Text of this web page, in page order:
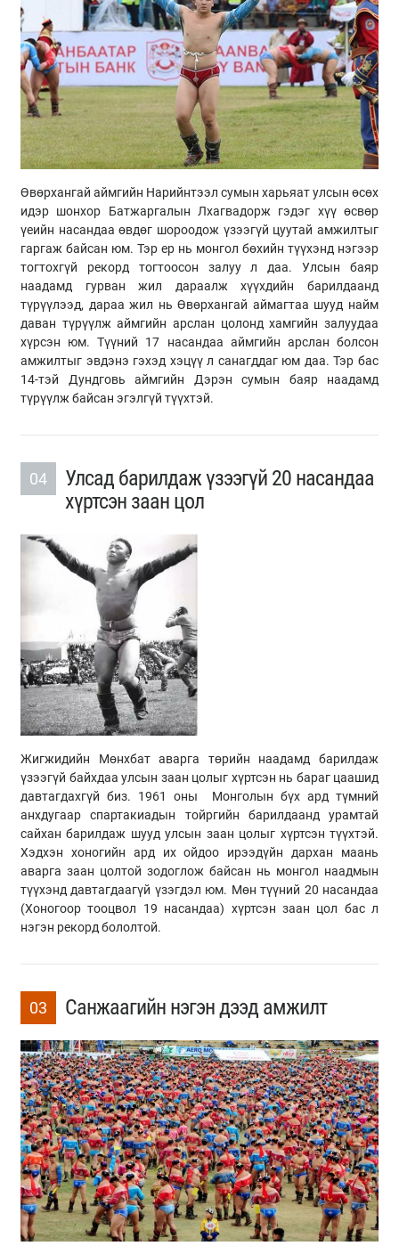
Өвөрхангай аймгийн Нарийнтээл сумын харьяат улсын өсөх
идэр шонхор Батжаргалын Лхагвадорж гэдэг хүү өсвөр
үеийн насандаа өвдөг шороодож үзээгүй цуутай амжилтыг
гаргаж байсан юм. Тэр ер нь монгол бөхийн түүхэнд нэгээр
тогтохгүй рекорд тогтоосон залуу л даа. Улсын баяр
наадамд гурван жил дараалж хүүхдийн барилдаанд
түрүүлээд, дараа жил нь Өвөрхангай аймагтаа шууд найм
даван түрүүлж аймгийн арслан цолонд хамгийн залуудаа
хүрсэн юм. Түүний 17 насандаа аймгийн арслан болсон
амжилтыг эвдэнэ гэхэд хэцүү л санагддаг юм даа. Тэр бас
14-тэй Дундговь аймгийн Дэрэн сумын баяр наадамд
түрүүлж байсан эгэлгүй түүхтэй.
04
Улсад барилдаж үзээгүй 20 насандаа
хүртсэн заан цол
Жигжидийн Мөнхбат аварга төрийн наадамд барилдаж
үзээгүй байхдаа улсын заан цолыг хүртсэн нь бараг цаашид
давтагдахгүй биз. 1961 оны Монголын бүх ард түмний
анхдугаар спартакиадын тойргийн барилдаанд урамтай
сайхан барилдаж шууд улсын заан цолыг хүртсэн түүхтэй.
Хэдхэн хоногийн ард их ойдоо ирээдүйн дархан маань
аварга заан цолтой зодоглож байсан нь монгол наадмын
түүхэнд давтагдаагүй үзэгдэл юм. Мөн түүний 20 насандаа
(Хоногоор тооцвол 19 насандаа) хүртсэн заан цол бас л
нэгэн рекорд бололтой.
03 Санжаагийн нэгэн дээд амжилт